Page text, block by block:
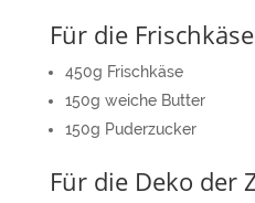
Für die
450g Frischkäse
150g weiche Butter
150g Puderzucker
Für die Deko der